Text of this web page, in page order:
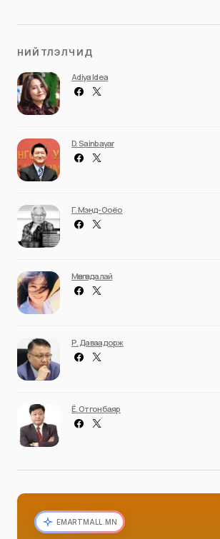
НИЙТЛЭЛЧИД
Adiya Idea
D. Sainbayar
Г. Мэнд-Ооёо
Мөнгөндалай
Р. Даваадорж
Ё. Отгонбаяр
EMARTMALL.MN